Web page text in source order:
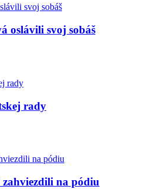
oslávili svoj sobáš
rady
na pódiu